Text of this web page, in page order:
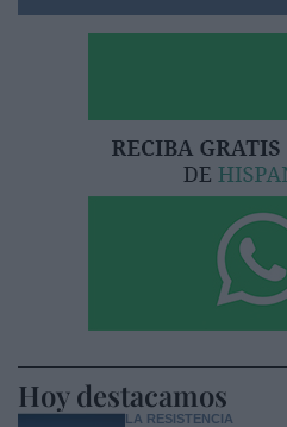
Hoy destacamos
LA RESISTENCIA